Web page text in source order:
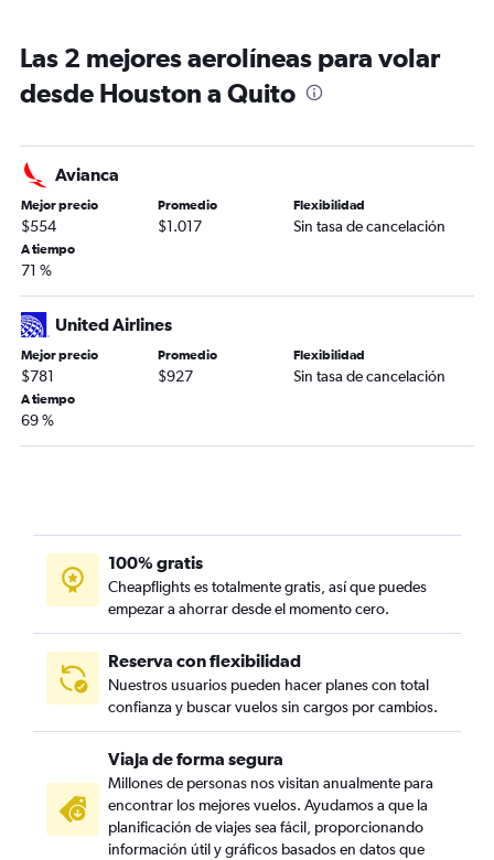
Las 2 mejores aerolíneas para volar
desde Houston a Quito
Avianca
Mejor precio
$554
Promedio
$1.017
Flexibilidad
Sin tasa de cancelación
A tiempo
71 %
United Airlines
Mejor precio
$781
Promedio
$927
Flexibilidad
Sin tasa de cancelación
A tiempo
69 %
100% gratis
Cheapflights es totalmente gratis, así que puedes
empezar a ahorrar desde el momento cero.
Reserva con flexibilidad
Nuestros usuarios pueden hacer planes con total
confianza y buscar vuelos sin cargos por cambios.
Viaja de forma segura
Millones de personas nos visitan anualmente para
encontrar los mejores vuelos. Ayudamos a que la
planificación de viajes sea fácil, proporcionando
información útil y gráficos basados en datos que